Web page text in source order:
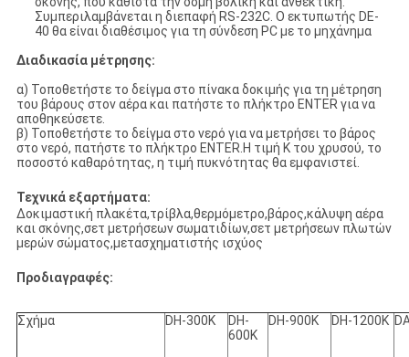
Συμπεριλαμβάνεται η διεπαφή RS-232C. Ο εκτυπωτής DE-
40 θα είναι διαθέσιμος για τη σύνδεση PC με το μηχάνημα
Διαδικασία μέτρησης:
α) Τοποθετήστε το δείγμα στο πίνακα δοκιμής για τη μέτρηση
του βάρους στον αέρα και πατήστε το πλήκτρο ENTER για να
αποθηκεύσετε.
β) Τοποθετήστε το δείγμα στο νερό για να μετρήσει το βάρος
στο νερό, πατήστε το πλήκτρο ENTER.Η τιμή K του χρυσού, το
ποσοστό καθαρότητας, η τιμή πυκνότητας θα εμφανιστεί.
Τεχνικά εξαρτήματα:
Δοκιμαστική πλακέτα,τρίβλα,θερμόμετρο,βάρος,κάλυψη αέρα
και σκόνης,σετ μετρήσεων σωματιδίων,σετ μετρήσεων πλωτών
μερών σώματος,μετασχηματιστής ισχύος
Προδιαγραφές:
Σχήμα DH-300K
DH-
600K
DH-900K DH-1200K